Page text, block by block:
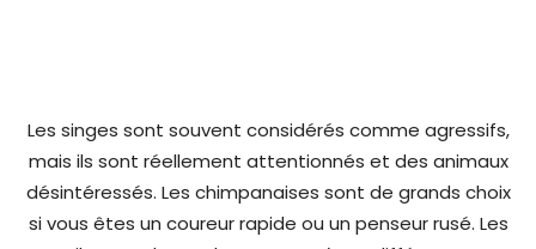
Les singes sont souvent considérés comme agressifs,
mais ils sont réellement attentionnés et des animaux
désintéressés. Les chimpanaises sont de grands choix
si vous êtes un coureur rapide ou un penseur rusé. Les